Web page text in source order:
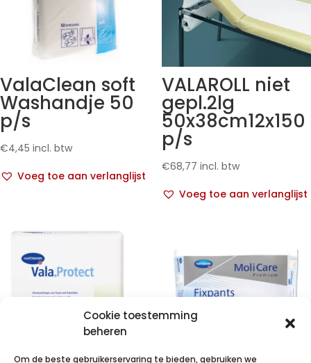
Cookie toestemming
beheren
Om de beste gebruikerservaring te bieden, gebruiken we
ValaClean soft
Washandje 50
p/s
€4,45 incl. btw
Voeg toe aan verlanglijst
VALAROLL niet
gepl.2lg
50x38cm12x150
p/s
€68,77 incl. btw
Voeg toe aan verlanglijst